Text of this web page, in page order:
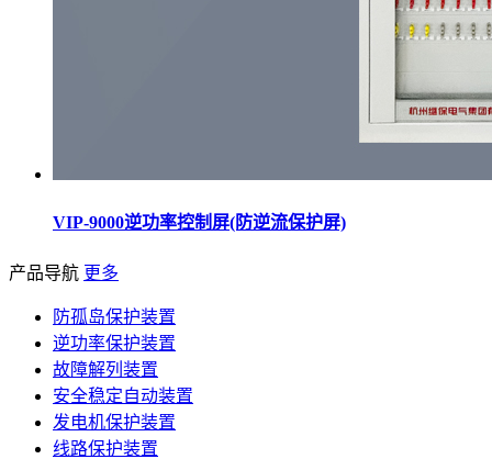
VIP-9000逆功率控制屏(防逆流保护屏)
产品导航 更多
防孤岛保护装置
逆功率保护装置
故障解列装置
安全稳定自动装置
发电机保护装置
线路保护装置